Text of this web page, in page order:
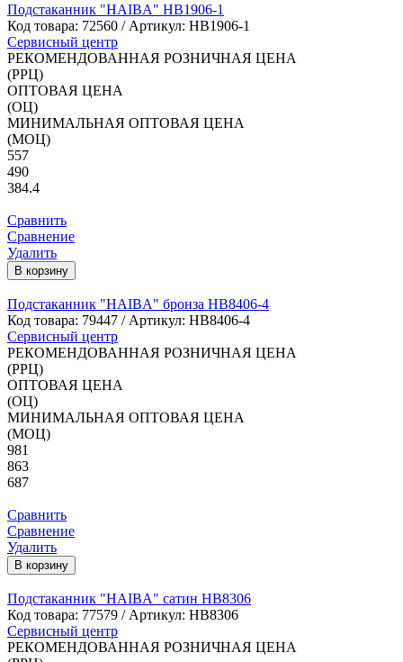
Подстаканник "HAIBA" HB1906-1
Код товара: 72560 / Артикул: HB1906-1
Сервисный центр
РЕКОМЕНДОВАННАЯ РОЗНИЧНАЯ ЦЕНА
(РРЦ)
ОПТОВАЯ ЦЕНА
(ОЦ)
МИНИМАЛЬНАЯ ОПТОВАЯ ЦЕНА
(МОЦ)
557
490
384.4
Сравнить
Сравнение
Удалить
В корзину
Подстаканник "HAIBA" бронза HB8406-4
Код товара: 79447 / Артикул: HB8406-4
Сервисный центр
РЕКОМЕНДОВАННАЯ РОЗНИЧНАЯ ЦЕНА
(РРЦ)
ОПТОВАЯ ЦЕНА
(ОЦ)
МИНИМАЛЬНАЯ ОПТОВАЯ ЦЕНА
(МОЦ)
981
863
687
Сравнить
Сравнение
Удалить
В корзину
Подстаканник "HAIBA" сатин HB8306
Код товара: 77579 / Артикул: HB8306
Сервисный центр
РЕКОМЕНДОВАННАЯ РОЗНИЧНАЯ ЦЕНА